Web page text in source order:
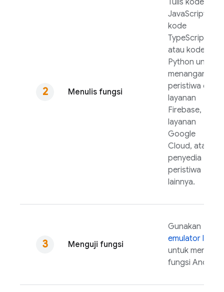
Menulis fungsi
Tulis kode
JavaScript,
kode
TypeScript,
atau kode
Python untuk
menangani
peristiwa dari
layanan
Firebase,
layanan
Google
Cloud, atau
penyedia
peristiwa
lainnya.
Menguji fungsi
Gunakan
emulator lokal
untuk menguji
fungsi Anda.